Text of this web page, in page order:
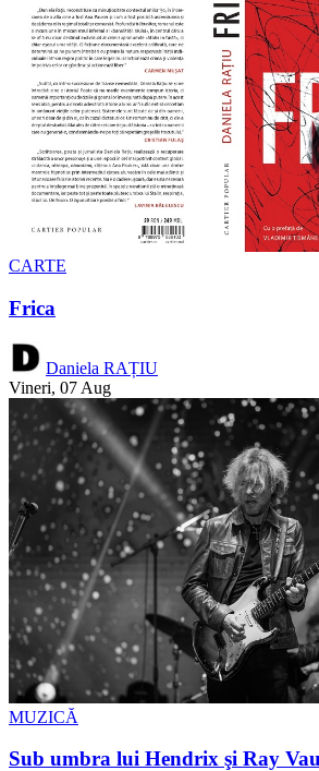
CARTE
Frica
Daniela RAȚIU
Vineri, 07 Aug
MUZICĂ
Sub umbra lui Hendrix şi Ray